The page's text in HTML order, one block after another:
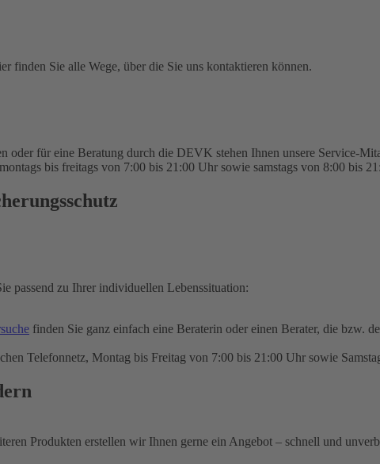
finden Sie alle Wege, über die Sie uns kontaktieren können.
oder für eine Beratung durch die DEVK stehen Ihnen unsere Service-
bis freitags von 7:00 bis 21:00 Uhr sowie samstags von 8:00 bis
passend zu Ihrer individuellen Lebenssituation:
finden Sie ganz einfach eine Beraterin oder einen Berater, die bzw.
Telefonnetz, Montag bis Freitag von 7:00 bis 21:00 Uhr sowie
Produkten erstellen wir Ihnen gerne ein Angebot – schnell und